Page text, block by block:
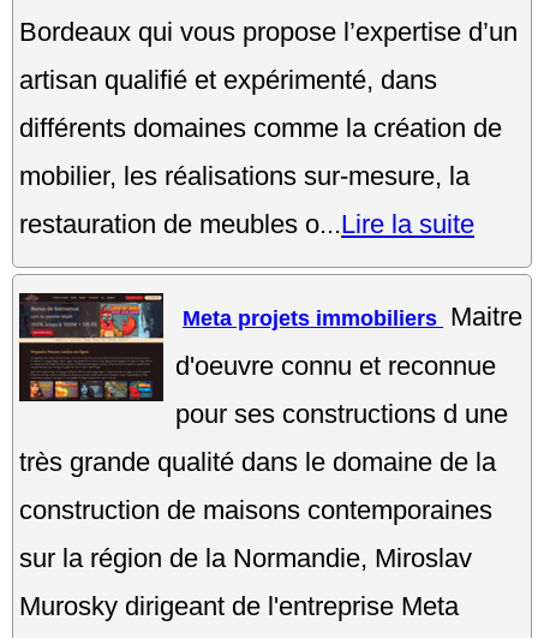
Bordeaux qui vous propose l’expertise d’un
artisan qualifié et expérimenté, dans
différents domaines comme la création de
mobilier, les réalisations sur-mesure, la
restauration de meubles o...Lire la suite
Meta projets immobiliers Maitre
d'oeuvre connu et reconnue
pour ses constructions d une
très grande qualité dans le domaine de la
construction de maisons contemporaines
sur la région de la Normandie, Miroslav
Murosky dirigeant de l'entreprise Meta